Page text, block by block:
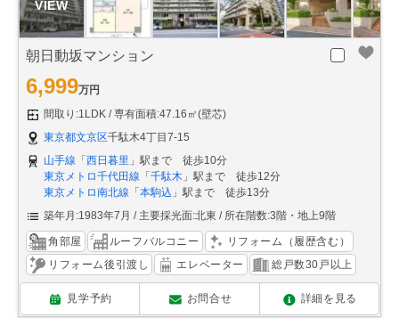
朝日動坂マンション
6,999万円
間取り:1LDK
専有面積:47.16㎡(壁芯)
東京都文京区千駄木4丁目7-15
山手線 「 西日暮里 」駅まで 徒歩10分
東京メトロ千代田線 「 千駄木 」駅まで 徒歩12分
東京メトロ南北線 「 本駒込 」駅まで 徒歩13分
築年月:1983年7月
主要採光面:北東 所在階数:3階・地上9階
角部屋 ルーフバルコニー
リフォーム（履歴含む）
リフォーム後引渡し
エレベーター 総戸数30戸以上
見学予約 お問合せ 詳細を見る